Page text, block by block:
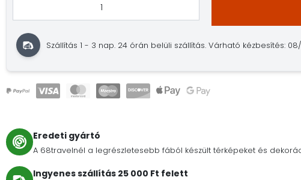
Szállítás 1 - 3 nap. 24 órán belüli szállítás. Várható kézbesítés:
Eredeti gyártó
A 68travelnél a legrészletesebb fából készült térképeket és
Ingyenes szállítás 25 000 Ft felett